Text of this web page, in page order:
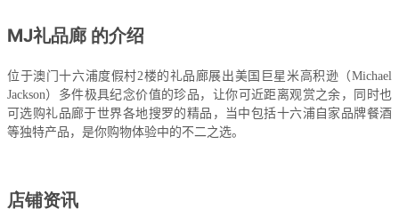
MJ礼品廊 的介绍
位于澳门十六浦度假村2楼的礼品廊展出美国巨星米高积逊（Michael
Jackson）多件极具纪念价值的珍品，让你可近距离观赏之余，同时也
可选购礼品廊于世界各地搜罗的精品，当中包括十六浦自家品牌餐酒
等独特产品，是你购物体验中的不二之选。
店铺资讯